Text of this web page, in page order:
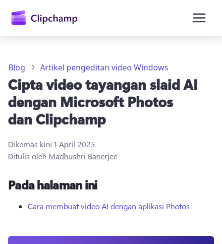
utama
Daftar masuk
Blog Artikel pengeditan video Windows
Cipta video tayangan slaid AI
dengan Microsoft Photos
dan Clipchamp
Dikemas kini 1 April 2025
Ditulis oleh Madhushri Banerjee
Pada halaman ini
Cara membuat video AI dengan aplikasi Photos